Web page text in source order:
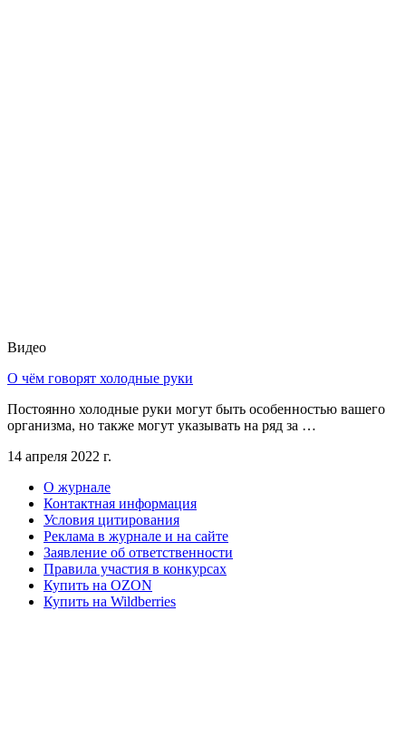
Видео
О чём говорят холодные руки
Постоянно холодные руки могут быть особенностью вашего
организма, но также могут указывать на ряд за …
14 апреля 2022 г.
О журнале
Контактная информация
Условия цитирования
Реклама в журнале и на сайте
Заявление об ответственности
Правила участия в конкурсах
Купить на OZON
Купить на Wildberries